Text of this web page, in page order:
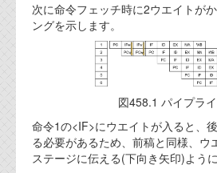
会社概要
代表ご挨拶
実績
ブログ
次に命令フェッチ時に2ウエイトが
ングを示します。
図458.1 パイプラ
命令1の<IF>にウエイトが入ると、
る必要があるため、前稿と同様、ウ
ステージに伝える(下向き矢印)よう